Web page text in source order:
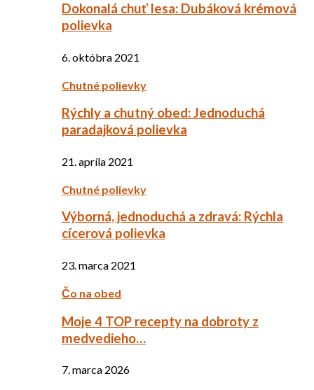
Dokonalá chuť lesa: Dubáková krémová
polievka
6. októbra 2021
Chutné polievky
Rýchly a chutný obed: Jednoduchá
paradajková polievka
21. apríla 2021
Chutné polievky
Výborná, jednoduchá a zdravá: Rýchla
cícerová polievka
23. marca 2021
Čo na obed
Moje 4 TOP recepty na dobroty z
medvedieho…
7. marca 2026